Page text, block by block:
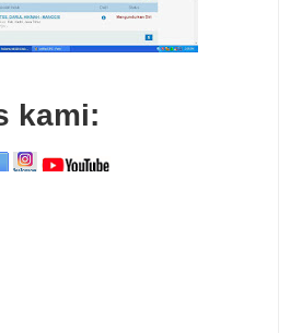
kami: